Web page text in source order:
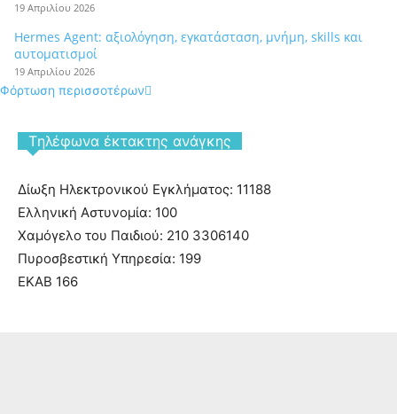
19 Απριλίου 2026
Hermes Agent: αξιολόγηση, εγκατάσταση, μνήμη, skills και
αυτοματισμοί
19 Απριλίου 2026
Φόρτωση περισσοτέρων
Tηλέφωνα έκτακτης ανάγκης
Δίωξη Ηλεκτρονικού Εγκλήματος: 11188
Ελληνική Αστυνομία: 100
Χαμόγελο του Παιδιού: 210 3306140
Πυροσβεστική Υπηρεσία: 199
ΕΚΑΒ 166